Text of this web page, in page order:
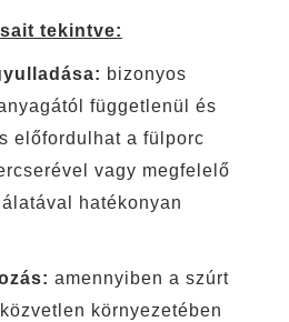
tekintve:
bizonyos
függetlenül és
előfordulhat a fülporc
vagy megfelelő
hatékonyan
amennyiben a szúrt
környezetében